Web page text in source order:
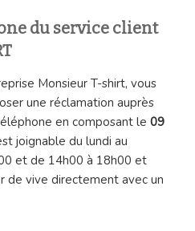
du service client
Monsieur T-shirt, vous
une réclamation auprès
en composant le 09
joignable du lundi au
et de 14h00 à 18h00 et
de vive directement avec un